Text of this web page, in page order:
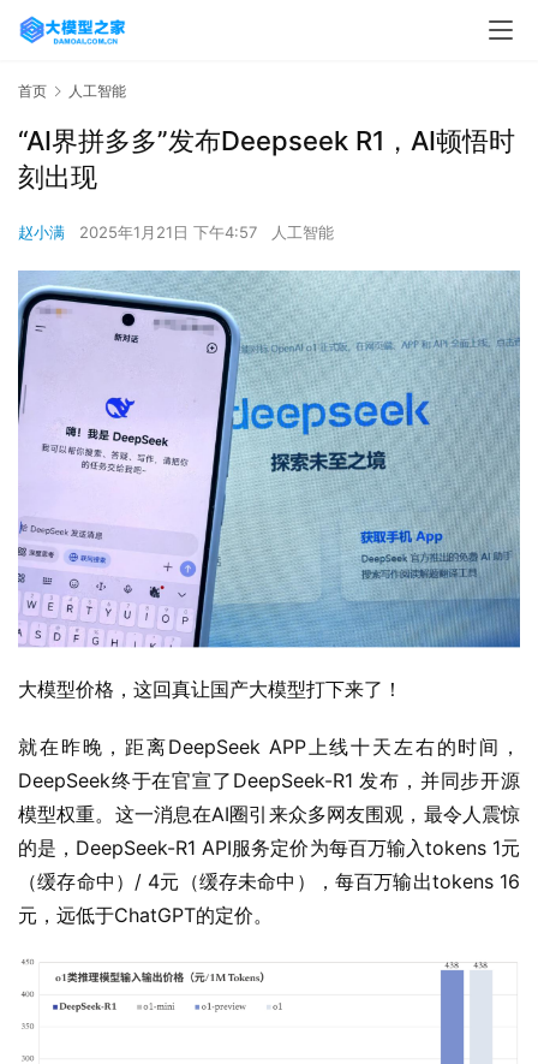
首页 人工智能
“AI界拼多多”发布Deepseek R1，AI顿悟时
刻出现
赵小满 2025年1月21日 下午4:57 人工智能
大模型价格，这回真让国产大模型打下来了！
就在昨晚，距离DeepSeek APP上线十天左右的时间，
DeepSeek终于在官宣了DeepSeek-R1 发布，并同步开源
模型权重。这一消息在AI圈引来众多网友围观，最令人震惊
的是，DeepSeek-R1 API服务定价为每百万输入tokens 1元
（缓存命中）/ 4元（缓存未命中），每百万输出tokens 16
元，远低于ChatGPT的定价。